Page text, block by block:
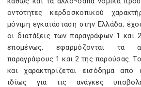
οντότητες κερδοσκοπικού
μόνιμη εγκατάσταση στην Ελλάδα,
οι διατάξεις των παραγράφων 1 και
επομένως, εφαρμόζονται τα
παραγράφους 1 και 2 της παρούσας.
και χαρακτηρίζεται εισόδημα από
ιδίως για τις ανάγκες